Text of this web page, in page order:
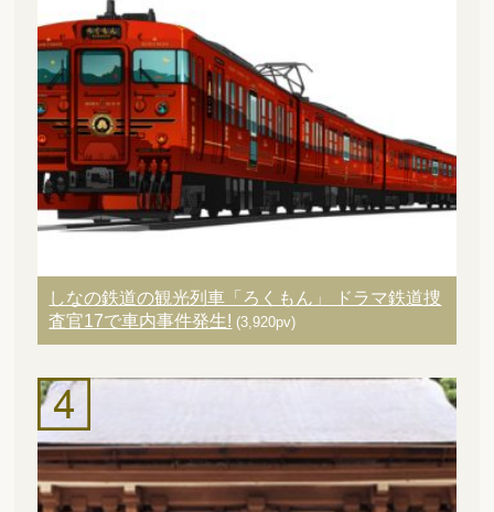
しなの鉄道の観光列車「ろくもん」 ドラマ鉄道捜
査官17で車内事件発生! (3,920pv)